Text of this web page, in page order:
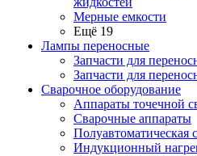
Мерные емкости
Ещё 19
Лампы переносные
Запчасти для
Запчасти для
Сварочное оборудование
Аппараты точечной
Сварочные аппараты
Полуавтоматическая
Индукционный